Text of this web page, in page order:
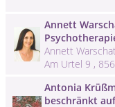
Annett
Annett Warschat
Am Urtel 9 ,
Antonia
beschränkt